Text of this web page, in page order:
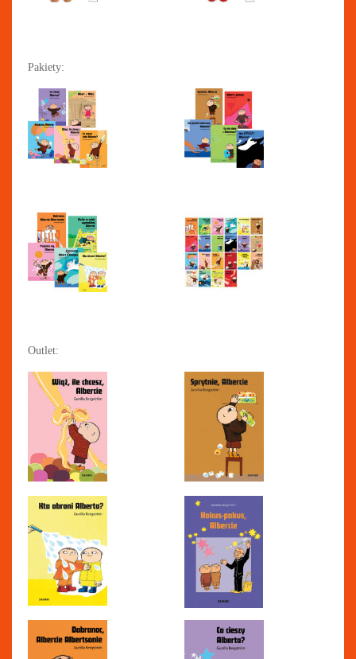
Pakiety:
Outlet: